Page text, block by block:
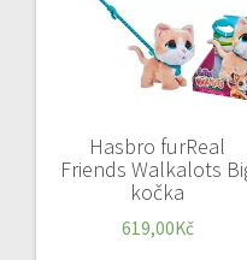
Hasbro furReal
Friends Walkalots
kočka
619,00Kč